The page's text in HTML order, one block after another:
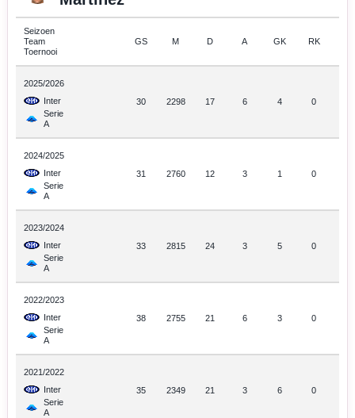
Seizoen
Team
Toernooi
GS M D A GK RK
2025/2026
Inter
Serie
A
30 2298 17 6 4 0
2024/2025
Inter
Serie
A
31 2760 12 3 1 0
2023/2024
Inter
Serie
A
33 2815 24 3 5 0
2022/2023
Inter
Serie
A
38 2755 21 6 3 0
2021/2022
Inter
Serie
A
35 2349 21 3 6 0